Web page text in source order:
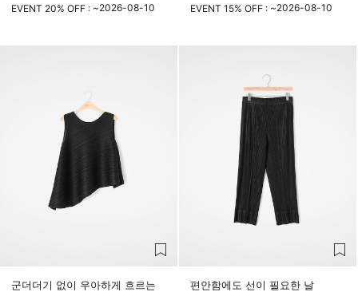
EVENT 20% OFF : ~2026-08-10
EVENT 15% OFF : ~2026-08-10
군더더기 없이 우아하게 흐르는
편안함에도 선이 필요한 날